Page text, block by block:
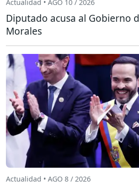
Actualidad • AGO 10 / 2026
Diputado acusa al Gobierno
Morales
Actualidad • AGO 8 / 2026